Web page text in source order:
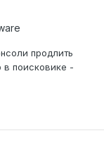
продлить
в поисковике -